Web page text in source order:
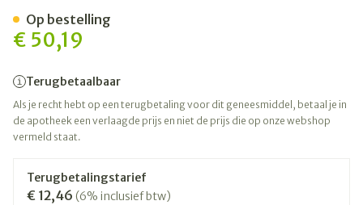
€ 50,19
Terugbetaalbaar
Als je recht hebt op een terugbetaling voor dit geneesmiddel, betaal je in
de apotheek een verlaagde prijs en niet de prijs die op onze webshop
vermeld staat.
Terugbetalingstarief
€ 12,46 (6% inclusief btw)
Op bestelling